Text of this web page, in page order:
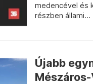
medencével és
részben állami...
Újabb